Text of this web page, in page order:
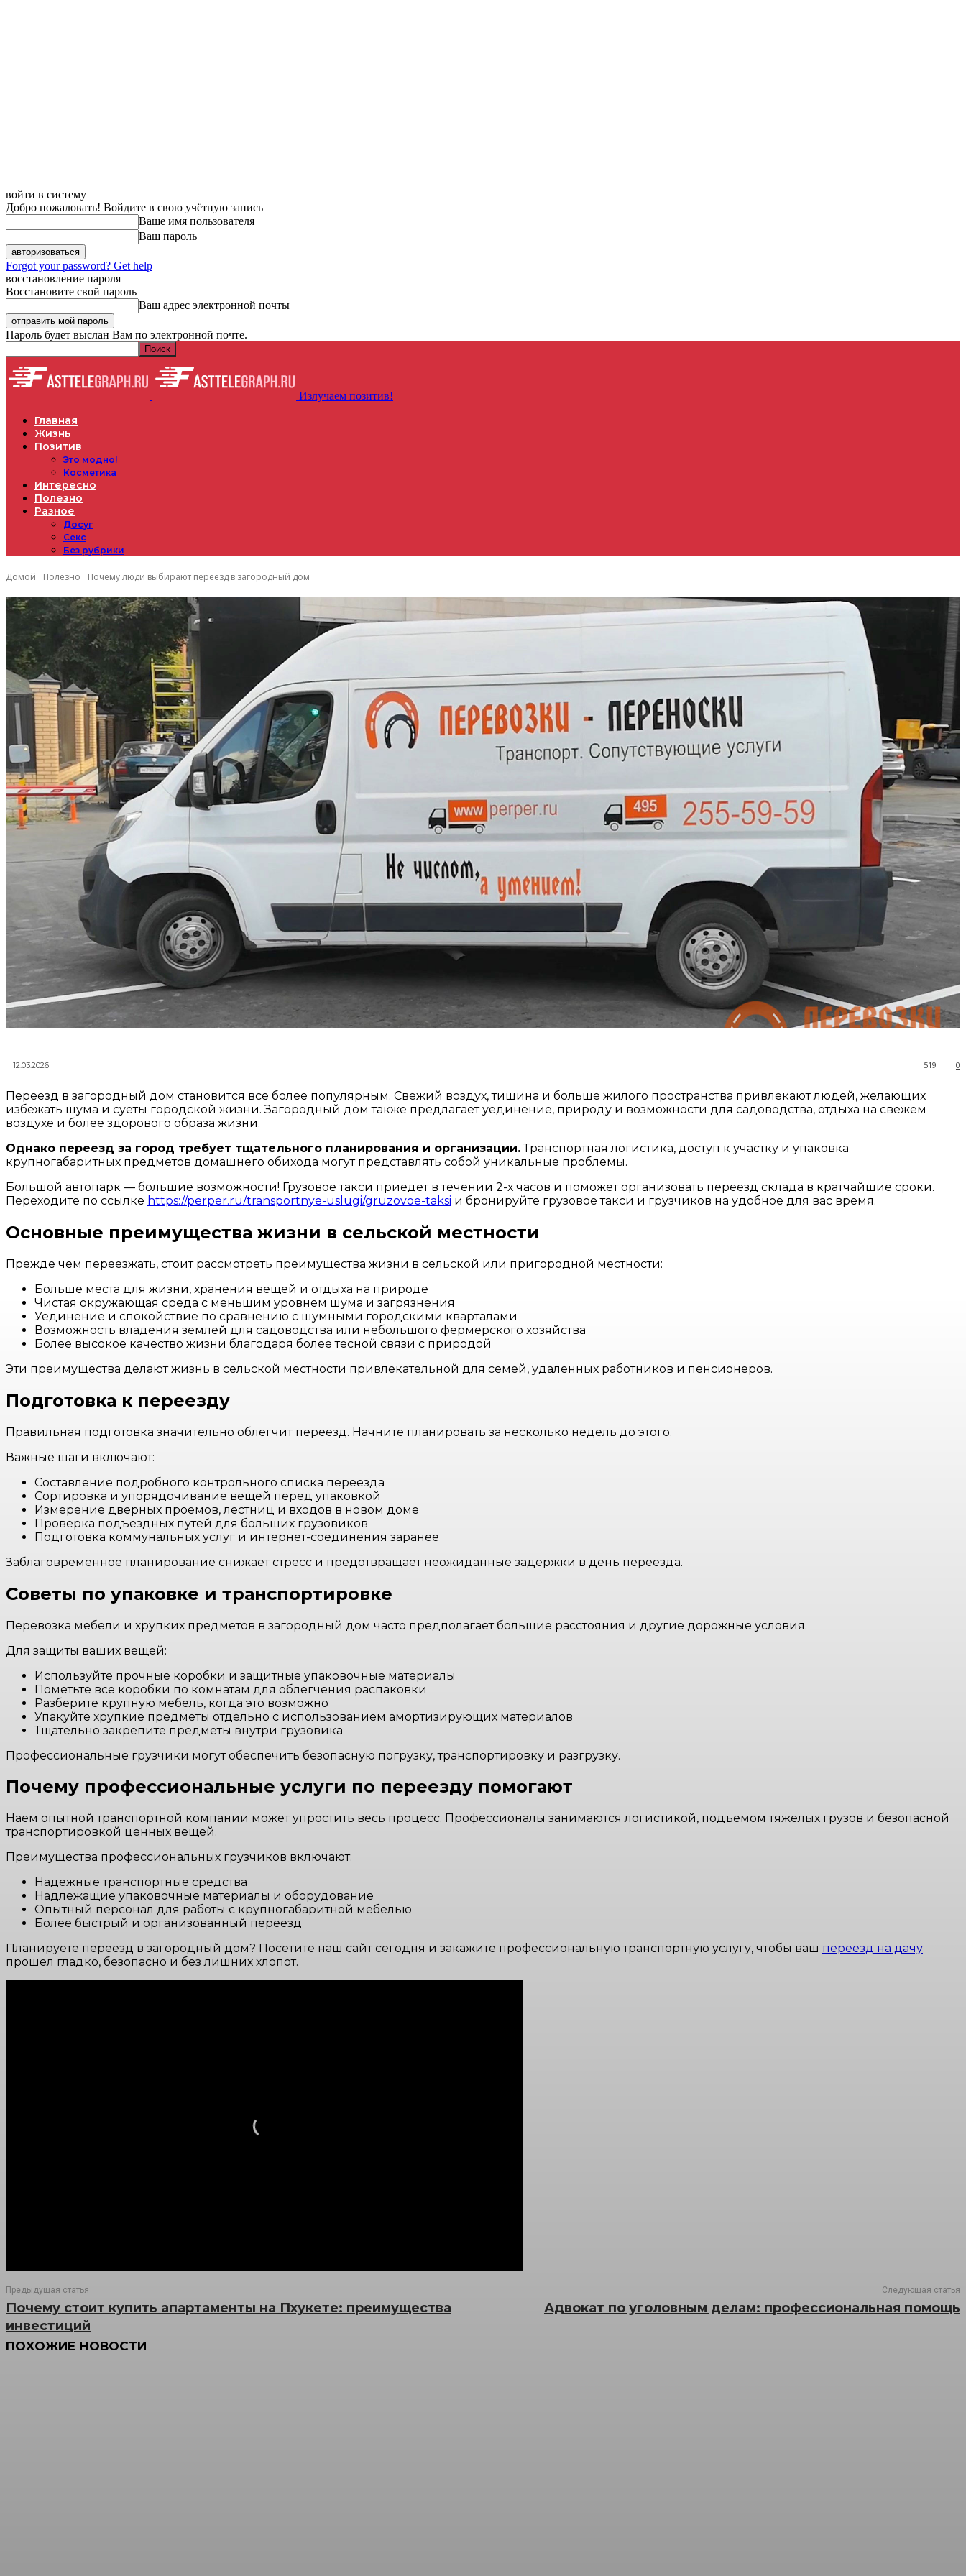
войти в систему
Добро пожаловать! Войдите в свою учётную запись
Ваше имя пользователя
Ваш пароль
Forgot your password? Get help
восстановление пароля
Восстановите свой пароль
Ваш адрес электронной почты
Пароль будет выслан Вам по электронной почте.
Излучаем позитив!
Главная
Жизнь
Позитив
Это модно!
Косметика
Интересно
Полезно
Разное
Досуг
Секс
Без рубрики
Домой Полезно Почему люди выбирают переезд в загородный дом
12.03.2026 0
519
Переезд в загородный дом становится все более популярным. Свежий воздух, тишина и больше жилого пространства привлекают людей, желающих
избежать шума и суеты городской жизни. Загородный дом также предлагает уединение, природу и возможности для садоводства, отдыха на свежем
воздухе и более здорового образа жизни.
Однако переезд за город требует тщательного планирования и организации.Транспортная логистика, доступ к участку и упаковка
крупногабаритных предметов домашнего обихода могут представлять собой уникальные проблемы.
Большой автопарк — большие возможности! Грузовое такси приедет в течении 2-х часов и поможет организовать переезд склада в кратчайшие сроки.
Переходите по ссылке https://perper.ru/transportnye-uslugi/gruzovoe-taksi и бронируйте грузовое такси и грузчиков на удобное для вас время.
Основные преимущества жизни в сельской местности
Прежде чем переезжать, стоит рассмотреть преимущества жизни в сельской или пригородной местности:
Больше места для жизни, хранения вещей и отдыха на природе
Чистая окружающая среда с меньшим уровнем шума и загрязнения
Уединение и спокойствие по сравнению с шумными городскими кварталами
Возможность владения землей для садоводства или небольшого фермерского хозяйства
Более высокое качество жизни благодаря более тесной связи с природой
Эти преимущества делают жизнь в сельской местности привлекательной для семей, удаленных работников и пенсионеров.
Подготовка к переезду
Правильная подготовка значительно облегчит переезд. Начните планировать за несколько недель до этого.
Важные шаги включают:
Составление подробного контрольного списка переезда
Сортировка и упорядочивание вещей перед упаковкой
Измерение дверных проемов, лестниц и входов в новом доме
Проверка подъездных путей для больших грузовиков
Подготовка коммунальных услуг и интернет-соединения заранее
Заблаговременное планирование снижает стресс и предотвращает неожиданные задержки в день переезда.
Советы по упаковке и транспортировке
Перевозка мебели и хрупких предметов в загородный дом часто предполагает большие расстояния и другие дорожные условия.
Для защиты ваших вещей:
Используйте прочные коробки и защитные упаковочные материалы
Пометьте все коробки по комнатам для облегчения распаковки
Разберите крупную мебель, когда это возможно
Упакуйте хрупкие предметы отдельно с использованием амортизирующих материалов
Тщательно закрепите предметы внутри грузовика
Профессиональные грузчики могут обеспечить безопасную погрузку, транспортировку и разгрузку.
Почему профессиональные услуги по переезду помогают
Наем опытной транспортной компании может упростить весь процесс. Профессионалы занимаются логистикой, подъемом тяжелых грузов и безопасной
транспортировкой ценных вещей.
Преимущества профессиональных грузчиков включают:
Надежные транспортные средства
Надлежащие упаковочные материалы и оборудование
Опытный персонал для работы с крупногабаритной мебелью
Более быстрый и организованный переезд
Планируете переезд в загородный дом? Посетите наш сайт сегодня и закажите профессиональную транспортную услугу, чтобы ваш переезд на дачу
прошел гладко, безопасно и без лишних хлопот.
Предыдущая статья
Почему стоит купить апартаменты на Пхукете: преимущества
инвестиций
Следующая статья
Адвокат по уголовным делам: профессиональная помощь
ПОХОЖИЕ НОВОСТИ